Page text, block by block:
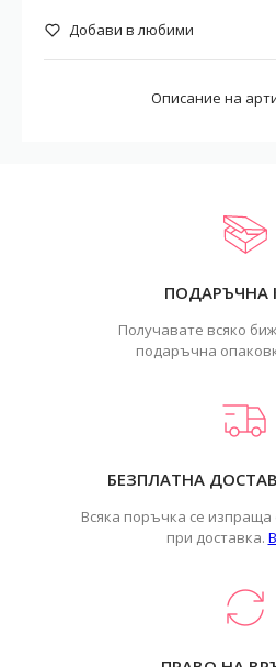
Добави в любими
Описание на
ПОДАРЪЧНА
Получавате всяко
подаръчна
БЕЗПЛАТНА
Всяка поръчка се изпраща
при доставка.